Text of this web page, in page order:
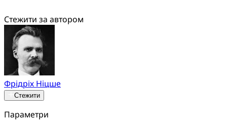
Стежити за автором
Фрідріх Ніцше
Стежити
Параметри